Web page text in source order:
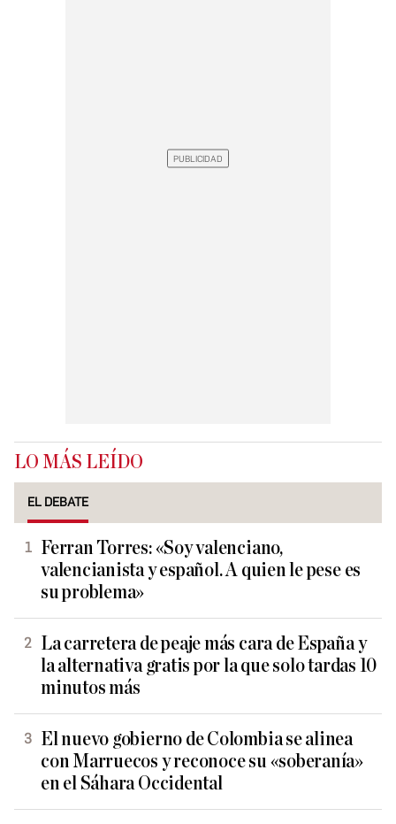
LO MÁS LEÍDO
EL DEBATE
Ferran Torres: «Soy valenciano,
valencianista y español. A quien le pese es
su problema»
La carretera de peaje más cara de España y
la alternativa gratis por la que solo tardas 10
minutos más
El nuevo gobierno de Colombia se alinea
con Marruecos y reconoce su «soberanía»
en el Sáhara Occidental